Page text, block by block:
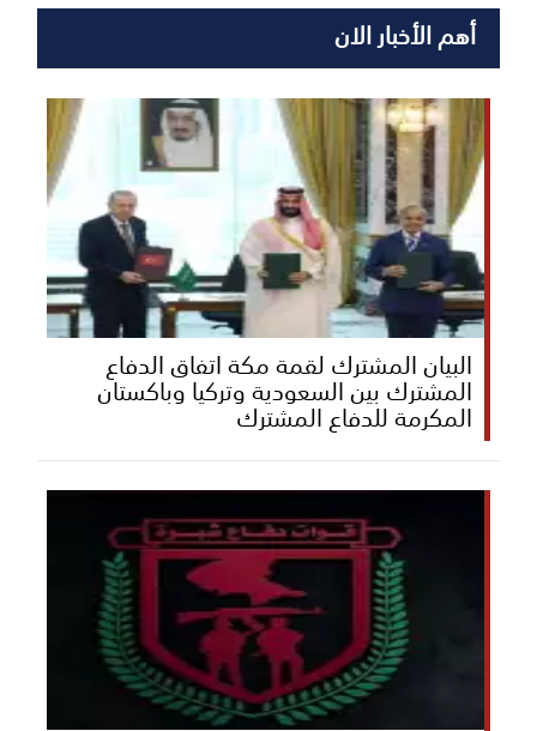
أهم الأخبار الان
البيان المشترك لقمة مكة اتفاق الدفاع
المشترك بين السعودية وتركيا وباكستان
المكرمة للدفاع المشترك